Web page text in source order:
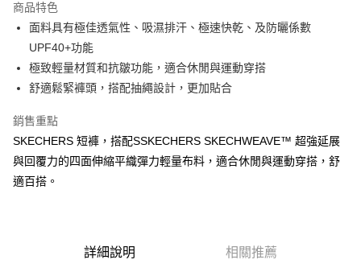
相關說明
【大哥付你分期使用說明】
1.本服務由台灣大哥大提供，台灣大哥大用戶可立即使用無須另外申請。
2.付款方式選擇「大哥付你分期」，訂單成立後會自動跳轉到大哥付的交易
流程，驗證手機門號後，選擇欲分期的期數、繳款截止日，確認付款後即完
成交易。
4.訂單成立30分鐘內，如未前往確認交易或遇審核未通過，訂單將自動取
消。如遇「轉專審核」未通過狀況，表示未達大哥付你分期系統評分，恕無
法說明評估內容。
【繳款方式說明】
1.分期款項不併入電信帳單，「大哥付你分期」於每月結算日後寄送繳費提
ATM付款
運送方式
商品特色
面料具有極佳透氣性、吸濕排汗、極速快乾、及防曬係數
UPF40+功能
極致輕量材質和抗皺功能，適合休閒與運動穿搭
舒適鬆緊褲頭，搭配抽繩設計，更加貼合
銷售重點
SKECHERS 短褲，搭配SSKECHERS SKECHWEAVE™ 超強延展
與回覆力的四面伸縮平織彈力輕量布料，適合休閒與運動穿搭，舒
適百搭。
詳細說明 相關推薦